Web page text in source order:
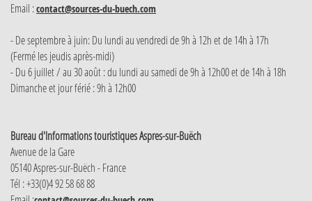
Email :contact@sources-du-buech.com
- De septembre à juin: Du lundi au vendredi de 9h à 12h et de 14h à 17h
(Fermé les jeudis après-midi)
- Du 6 juillet / au 30 août : du lundi au samedi de 9h à 12h00 et de 14h à 18h
Dimanche et jour férié : 9h à 12h00
Bureau d'Informations touristiques Aspres-sur-Buëch
Avenue de la Gare
05140 Aspres-sur-Buëch - France
Tél : +33(0)4 92 58 68 88